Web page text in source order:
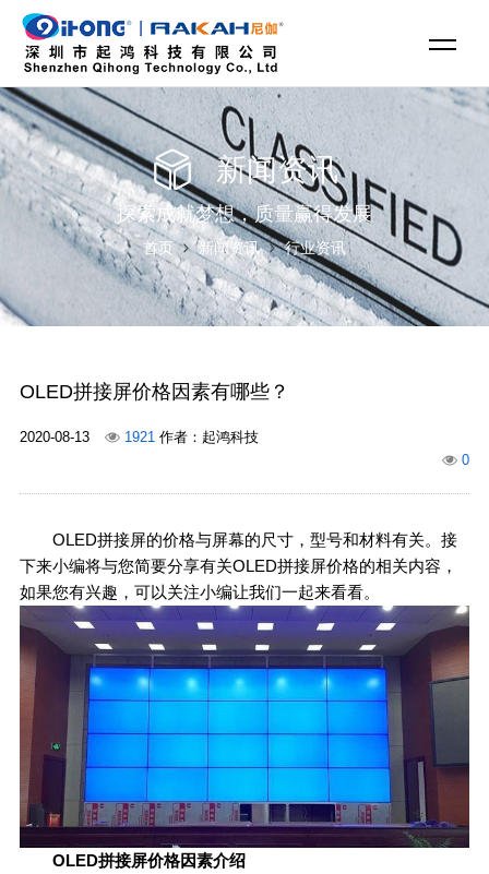
新闻资讯
探索成就梦想，质量赢得发展
首页 新闻资讯 行业资讯
OLED拼接屏价格因素有哪些？
2020-08-13 1921作者：起鸿科技
0
OLED拼接屏的价格与屏幕的尺寸，型号和材料有关。接
下来小编将与您简要分享有关OLED拼接屏价格的相关内容，
如果您有兴趣，可以关注小编让我们一起来看看。
OLED拼接屏价格因素介绍